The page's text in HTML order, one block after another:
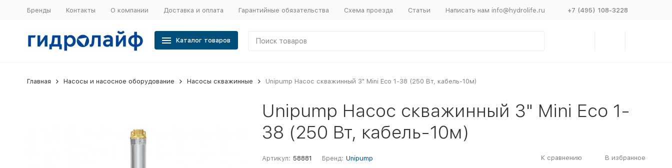
Бренды Контакты О компании Доставка и оплата Гарантийные обязательства Схема проезда Статьи Написать нам info@hydrolife.ru +7 (495) 108-3228
Каталог товаров
Главная Насосы и насосное оборудование Насосы скважинные Unipump Насос скважинный 3" Mini Eco 1-38 (250 Вт, кабель-10м)
Unipump Насос скважинный 3" Mini Eco 1-
38 (250 Вт, кабель-10м)
Артикул: 58881 Бренд: Unipump К сравнению В избранное